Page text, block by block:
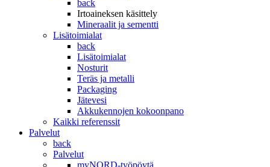
back
Irtoaineksen käsittely
Mineraalit ja sementti
Lisätoimialat
back
Lisätoimialat
Nosturit
Teräs ja metalli
Packaging
Jätevesi
Akkukennojen kokoonpano
Kaikki referenssit
Palvelut
back
Palvelut
myNORD-työpöytä